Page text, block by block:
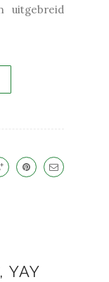
uitgebreid
YAY